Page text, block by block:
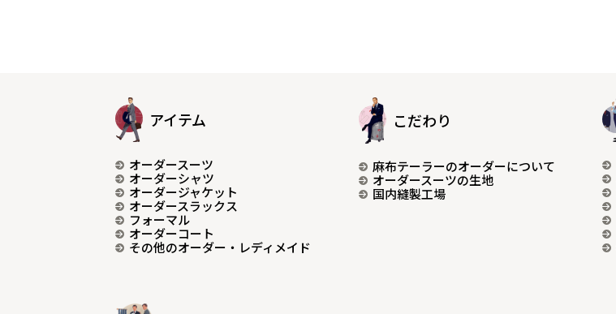
アイテム
オーダースーツ
オーダーシャツ
オーダージャケット
オーダースラックス
フォーマル
オーダーコート
その他のオーダー・レディメイド
こだわり
麻布テーラーのオーダーについて
オーダースーツの生地
国内縫製工場